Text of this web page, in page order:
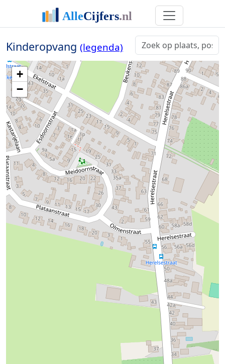
Kinderopvang (legenda)
+
−